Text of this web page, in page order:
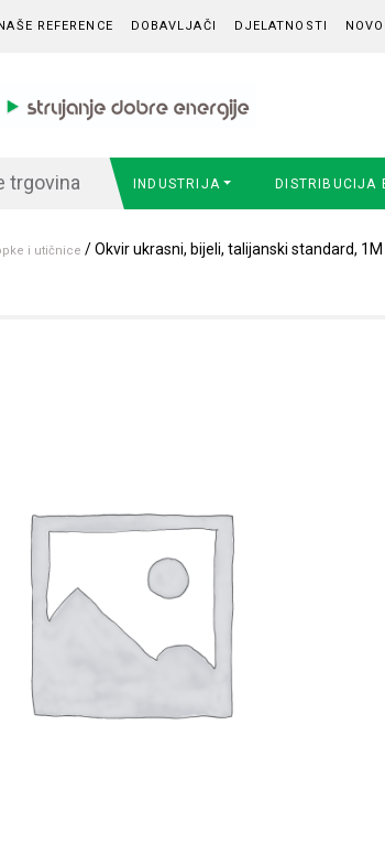
REFERENCE DOBAVLJAČI DJELATNOSTI
trgovina INDUSTRIJA DISTRIBUCIJA
i utičnice / Okvir ukrasni, bijeli, talijanski standard, 1M